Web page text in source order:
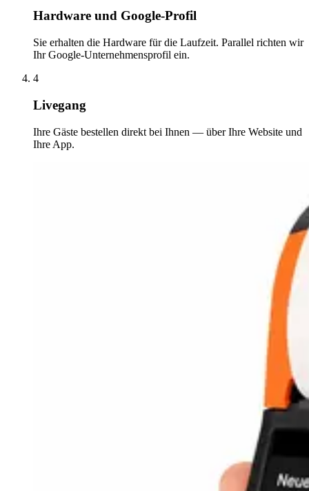
Hardware und Google-Profil
Sie erhalten die Hardware für die Laufzeit. Parallel richten wir
Ihr Google-Unternehmensprofil ein.
4
Livegang
Ihre Gäste bestellen direkt bei Ihnen — über Ihre Website und
Ihre App.